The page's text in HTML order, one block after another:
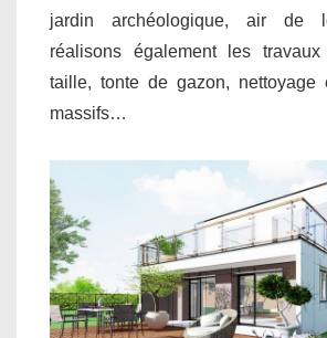
jardin archéologique, air de
réalisons également les
taille, tonte de gazon, nettoyage
massifs…